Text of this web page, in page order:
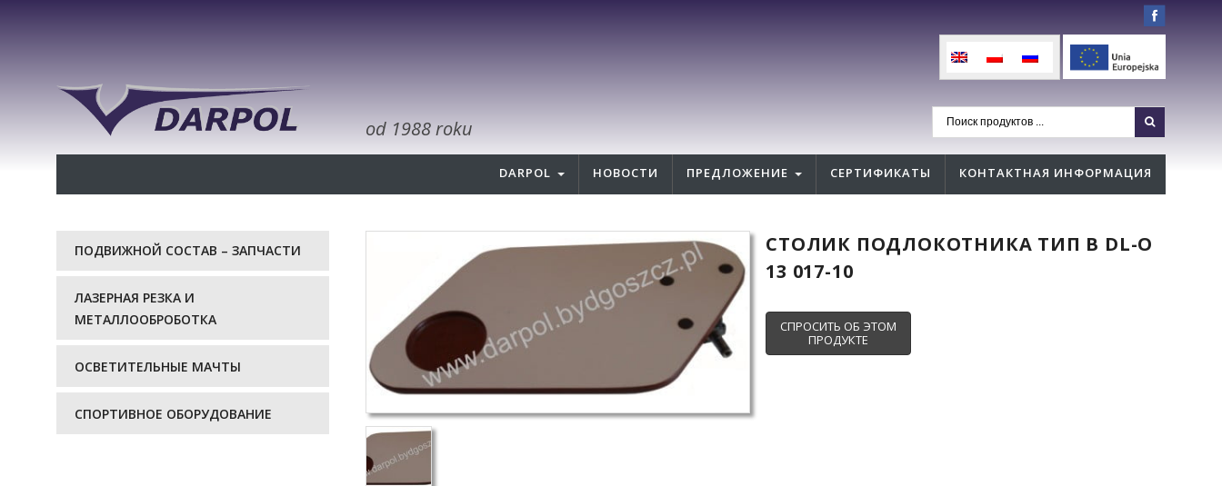
od 1988 roku
DARPOL НОВОСТИ ПРЕДЛОЖЕНИЕ СЕРТИФИКАТЫ КОНТАКТНАЯ ИНФОРМАЦИЯ
СТОЛИК ПОДЛОКОТНИКА ТИП В DL-O
13 017-10
ПОДВИЖНОЙ СОСТАВ – ЗАПЧАСТИ
ЛАЗЕРНАЯ РЕЗКА И
МЕТАЛЛООБРОБОТКА
ОСВЕТИТЕЛЬНЫЕ МАЧТЫ
СПОРТИВНОЕ ОБОРУДОВАНИЕ